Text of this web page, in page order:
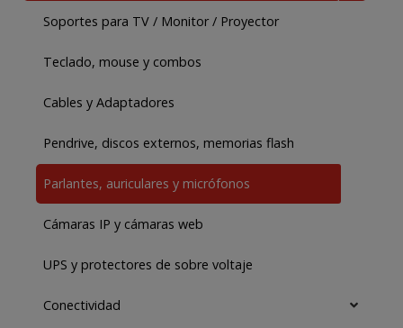
Soportes para TV / Monitor / Proyector
Teclado, mouse y combos
Cables y Adaptadores
Pendrive, discos externos, memorias flash
Parlantes, auriculares y micrófonos
Cámaras IP y cámaras web
UPS y protectores de sobre voltaje
Conectividad